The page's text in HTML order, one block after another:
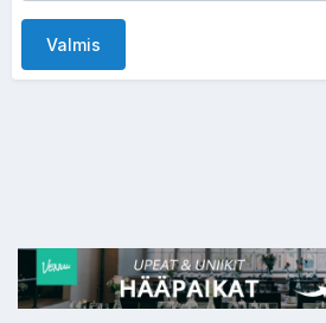
Valmis